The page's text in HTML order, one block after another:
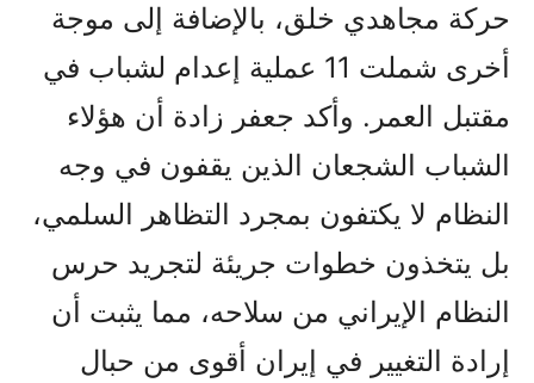
حركة مجاهدي خلق، بالإضافة إلى موجة
أخرى شملت 11 عملية إعدام لشباب في
مقتبل العمر. وأكد جعفر زادة أن هؤلاء
الشباب الشجعان الذين يقفون في وجه
النظام لا يكتفون بمجرد التظاهر السلمي،
بل يتخذون خطوات جريئة لتجريد حرس
النظام الإيراني من سلاحه، مما يثبت أن
إرادة التغيير في إيران أقوى من حبال